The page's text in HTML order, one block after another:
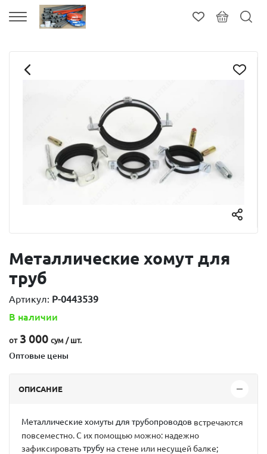
Металлические хомут для
труб
Артикул: P-0443539
В наличии
от3 000 сум / шт.
Оптовые цены
ОПИСАНИЕ
Металлические хомуты для трубопроводов встречаются
повсеместно. С их помощью можно: надежно
зафиксироватьтрубу на стене или несущей балке;